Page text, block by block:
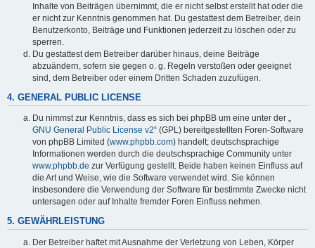
Inhalte von Beiträgen übernimmt, die er nicht selbst erstellt hat oder die
er nicht zur Kenntnis genommen hat. Du gestattest dem Betreiber, dein
Benutzerkonto, Beiträge und Funktionen jederzeit zu löschen oder zu
sperren.
Du gestattest dem Betreiber darüber hinaus, deine Beiträge
abzuändern, sofern sie gegen o. g. Regeln verstoßen oder geeignet
sind, dem Betreiber oder einem Dritten Schaden zuzufügen.
4. GENERAL PUBLIC LICENSE
Du nimmst zur Kenntnis, dass es sich bei phpBB um eine unter der „
GNU General Public License v2“ (GPL) bereitgestellten Foren-Software
von phpBB Limited (www.phpbb.com) handelt; deutschsprachige
Informationen werden durch die deutschsprachige Community unter
www.phpbb.de zur Verfügung gestellt. Beide haben keinen Einfluss auf
die Art und Weise, wie die Software verwendet wird. Sie können
insbesondere die Verwendung der Software für bestimmte Zwecke nicht
untersagen oder auf Inhalte fremder Foren Einfluss nehmen.
5. GEWÄHRLEISTUNG
Der Betreiber haftet mit Ausnahme der Verletzung von Leben, Körper